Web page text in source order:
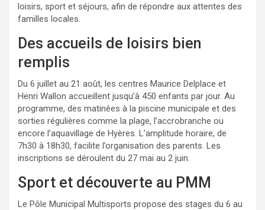
loisirs, sport et séjours, afin de répondre aux attentes des
familles locales.
Des accueils de loisirs bien
remplis
Du 6 juillet au 21 août, les centres Maurice Delplace et
Henri Wallon accueillent jusqu’à 450 enfants par jour. Au
programme, des matinées à la piscine municipale et des
sorties régulières comme la plage, l’accrobranche ou
encore l’aquavillage de Hyères. L’amplitude horaire, de
7h30 à 18h30, facilite l’organisation des parents. Les
inscriptions se déroulent du 27 mai au 2 juin.
Sport et découverte au PMM
Le Pôle Municipal Multisports propose des stages du 6 au